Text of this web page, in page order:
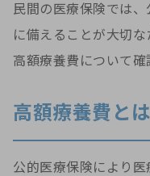
民間の医療保険では
に備えることが大切
高額療養費について確
高額療養費とは
公的医療保険により